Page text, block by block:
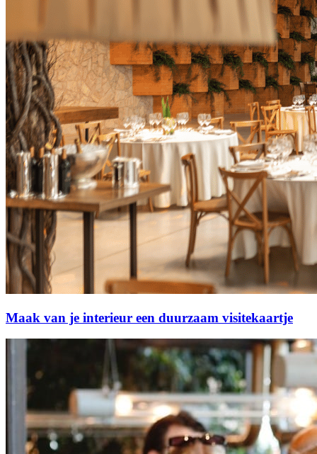
Maak van je interieur een duurzaam visitekaartje